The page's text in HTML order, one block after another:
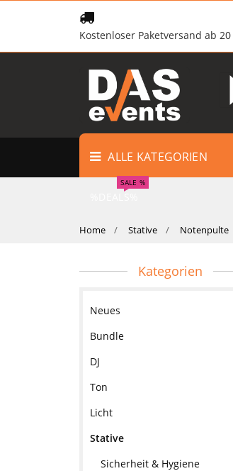
Kostenloser Paketversand ab 20
ALLE KATEGORIEN
SALE %
Home Stative Notenpulte
Kategorien
Neues
Bundle
DJ
Ton
Licht
Stative
Sicherheit & Hygiene